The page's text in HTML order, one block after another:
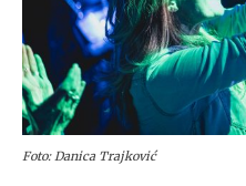
Foto: Danica Trajković